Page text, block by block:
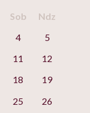
Sob
Ndz
4
5
11
12
18
19
25
26